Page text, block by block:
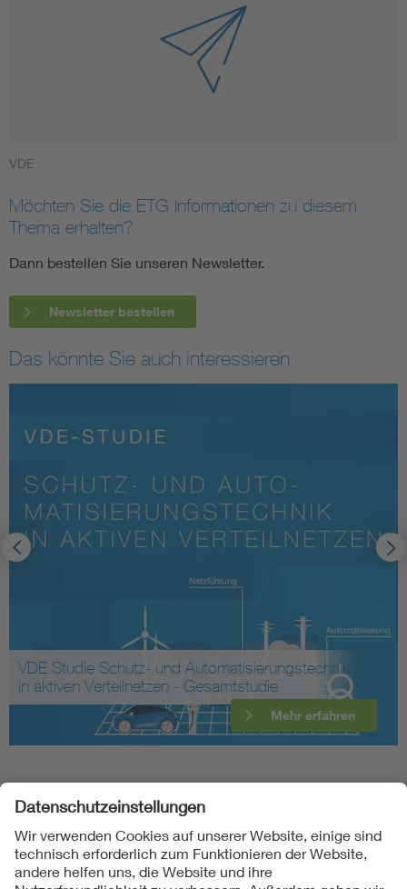
VDE
Möchten Sie die ETG Informationen zu diesem
Thema erhalten?
Dann bestellen Sie unseren Newsletter.
Newsletter bestellen
Das könnte Sie auch interessieren
VDE Studie Schutz- und Automatisierungstechnik
in aktiven Verteilnetzen - Gesamtstudie
Mehr erfahren
Folgen Sie uns